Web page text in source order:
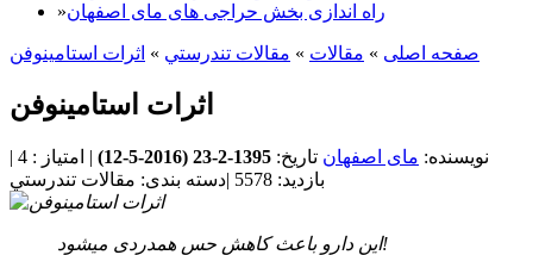
»راه اندازی بخش حراجی های مای اصفهان
صفحه اصلی » مقالات » مقالات تندرستي » اثرات استامینوفن
اثرات استامینوفن
نویسنده: مای اصفهان تاریخ: 1395-2-23 (
2016-5-12
)
| امتیاز : 4
|
بازدید: 5578
|دسته بندی: مقالات تندرستي
این دارو باعث کاهش حس همدردی میشود!